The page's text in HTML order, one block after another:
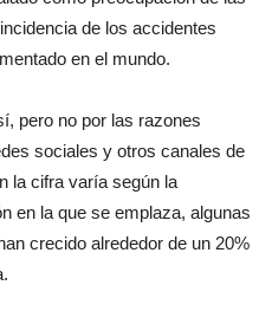
de los accidentes
en el mundo.
pero no por las razones
sociales y otros canales de
la cifra varía según la
en la que se emplaza, algunas
crecido alrededor de un 20%